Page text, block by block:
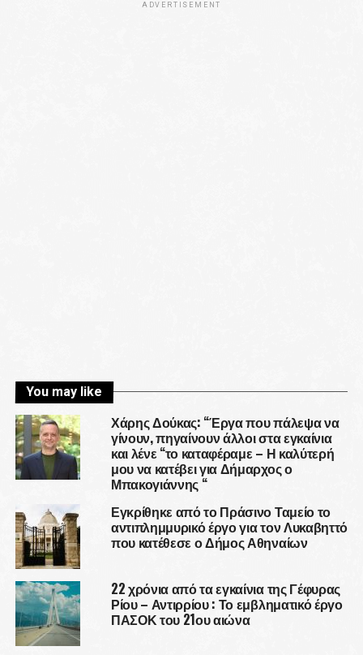
ADVERTISEMENT
You may like
Χάρης Δούκας: “Έργα που πάλεψα να
γίνουν, πηγαίνουν άλλοι στα εγκαίνια
και λένε “το καταφέραμε – Η καλύτερή
μου να κατέβει για Δήμαρχος ο
Μπακογιάννης “
Εγκρίθηκε από το Πράσινο Ταμείο το
αντιπλημμυρικό έργο για τον Λυκαβηττό
που κατέθεσε ο Δήμος Αθηναίων
22 χρόνια από τα εγκαίνια της Γέφυρας
Ρίου – Αντιρρίου : Το εμβληματικό έργο
ΠΑΣΟΚ του 21ου αιώνα